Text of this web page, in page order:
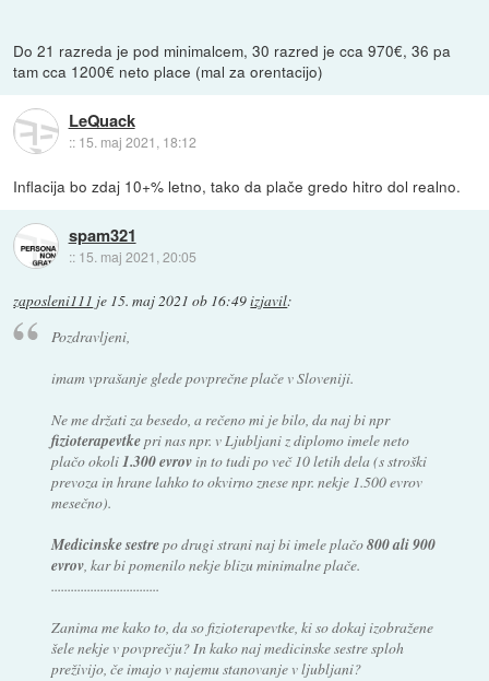
Do 21 razreda je pod minimalcem, 30 razred je cca 970€, 36 pa
tam cca 1200€ neto place (mal za orentacijo)
LeQuack
:: 15. maj 2021, 18:12
Inflacija bo zdaj 10+% letno, tako da plače gredo hitro dol realno.
spam321
:: 15. maj 2021, 20:05
zaposleni111 je 15. maj 2021 ob 16:49izjavil:
Pozdravljeni,
imam vprašanje glede povprečne plače v Sloveniji.
Ne me držati za besedo, a rečeno mi je bilo, da naj bi npr
fizioterapevtkepri nas npr. v Ljubljani z diplomo imele neto
plačo okoli1.300 evrovin to tudi po več 10 letih dela (s stroški
prevoza in hrane lahko to okvirno znese npr. nekje 1.500 evrov
mesečno).
Medicinske sestrepo drugi strani naj bi imele plačo800 ali 900
evrov, kar bi pomenilo nekje blizu minimalne plače.
.................................
Zanima me kako to, da so fizioterapevtke, ki so dokaj izobražene
šele nekje v povprečju? In kako naj medicinske sestre sploh
preživijo, če imajo v najemu stanovanje v ljubljani?